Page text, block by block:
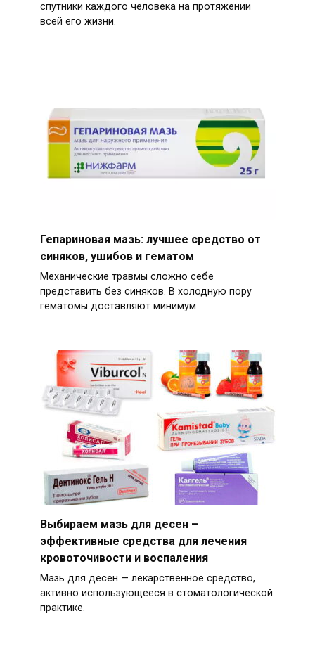
спутники каждого человека на протяжении
всей его жизни.
Гепариновая мазь: лучшее средство от
синяков, ушибов и гематом
Механические травмы сложно себе
представить без синяков. В холодную пору
гематомы доставляют минимум
Выбираем мазь для десен –
эффективные средства для лечения
кровоточивости и воспаления
Мазь для десен — лекарственное средство,
активно использующееся в стоматологической
практике.